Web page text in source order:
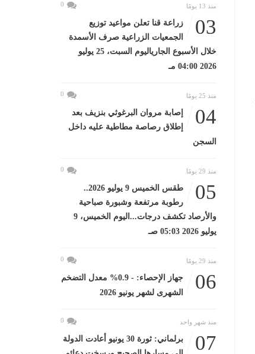
منذ 13 يومًا 0
03
زراعة قنا تعلن مواعيد توزيع
الجمعيات الزراعية صرف الأسمدة
خلال الأسبوع الجارياليوم السبت، 25 يوليو
2026 04:00 مـ
منذ 25 يومًا 0
04
إصابة مروان البرغوثي بنزيف بعد
إطلاق رصاصة مطاطية عليه داخل
السجن
منذ 29 يومًا 0
05
طقس الخميس 9 يوليو 2026..
رطوبة مرتفعة وشبورة صباحية
والأرصاد تكشف درجات...اليوم الخميس، 9
يوليو 2026 05:03 صـ
منذ 29 يومًا 0
06
جهاز الإحصاء: - 0.9% معدل التضخم
الشهرى لشهر يونيو 2026
منذ شهر واحد 0
07
برلماني: ثورة 30 يونيو أعادت الدولة